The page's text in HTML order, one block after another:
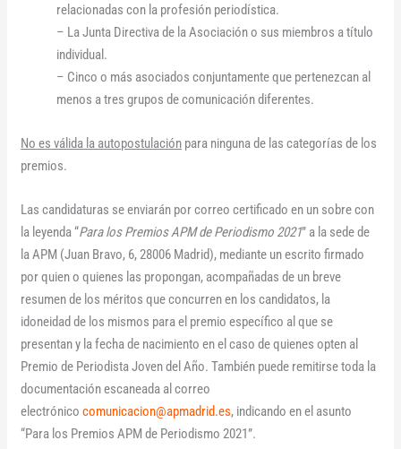
relacionadas con la profesión periodística.
– La Junta Directiva de la Asociación o sus miembros a título
individual.
– Cinco o más asociados conjuntamente que pertenezcan al
menos a tres grupos de comunicación diferentes.
No es válida la autopostulación para ninguna de las categorías de los
premios.
Las candidaturas se enviarán por correo certificado en un sobre con
la leyenda “Para los Premios APM de Periodismo 2021” a la sede de
la APM (Juan Bravo, 6, 28006 Madrid), mediante un escrito firmado
por quien o quienes las propongan, acompañadas de un breve
resumen de los méritos que concurren en los candidatos, la
idoneidad de los mismos para el premio específico al que se
presentan y la fecha de nacimiento en el caso de quienes opten al
Premio de Periodista Joven del Año. También puede remitirse toda la
documentación escaneada al correo
electrónico comunicacion@apmadrid.es, indicando en el asunto
“Para los Premios APM de Periodismo 2021”.